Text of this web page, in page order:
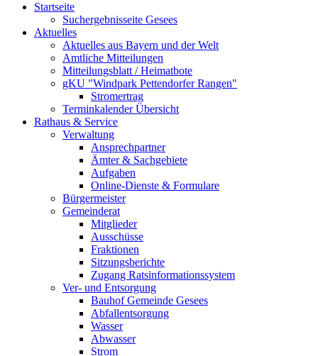
Startseite
Suchergebnisseite Gesees
Aktuelles
Aktuelles aus Bayern und der Welt
Amtliche Mitteilungen
Mitteilungsblatt / Heimatbote
gKU "Windpark Pettendorfer Rangen"
Stromertrag
Terminkalender Übersicht
Rathaus & Service
Verwaltung
Ansprechpartner
Ämter & Sachgebiete
Aufgaben
Online-Dienste & Formulare
Bürgermeister
Gemeinderat
Mitglieder
Ausschüsse
Fraktionen
Sitzungsberichte
Zugang Ratsinformationssystem
Ver- und Entsorgung
Bauhof Gemeinde Gesees
Abfallentsorgung
Wasser
Abwasser
Strom